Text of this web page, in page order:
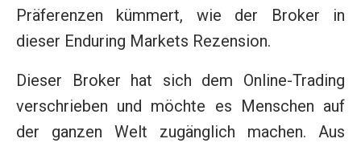
Präferenzen kümmert, wie der Broker in
dieser Enduring Markets Rezension.
Dieser Broker hat sich dem Online-Trading
verschrieben und möchte es Menschen auf
der ganzen Welt zugänglich machen. Aus